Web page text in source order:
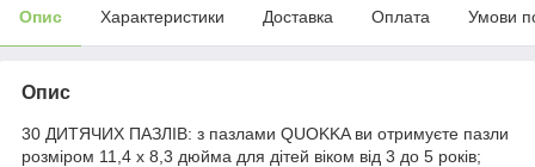
Опис Характеристики Доставка Оплата Умови
Опис
30 ДИТЯЧИХ ПАЗЛІВ: з пазлами QUOKKA ви отримуєте пазли
розміром 11,4 x 8,3 дюйма для дітей віком від 3 до 5 років;